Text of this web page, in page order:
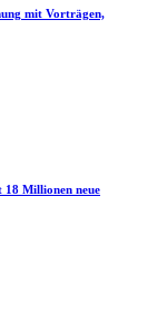
mit Vorträgen,
18 Millionen neue